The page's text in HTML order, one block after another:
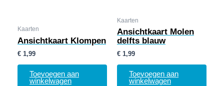
Kaarten
Ansichtkaart Klompen
€ 1,99
Toevoegen aan
winkelwagen
Kaarten
Ansichtkaart Molen
delfts blauw
€ 1,99
Toevoegen aan
winkelwagen